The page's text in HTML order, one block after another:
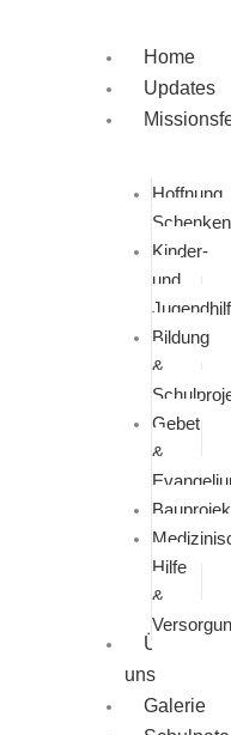
Home
Updates
Hoffnung
Schenken
Kinder-
und
Bildung
&
Gebet
&
Hilfe
&
Über
uns
Galerie